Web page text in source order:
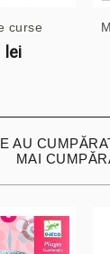
curse
lei
AU
MAI